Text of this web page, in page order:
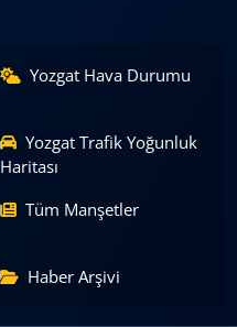
Yozgat Hava Durumu
Yozgat Trafik Yoğunluk
Haritası
Tüm Manşetler
Haber Arşivi